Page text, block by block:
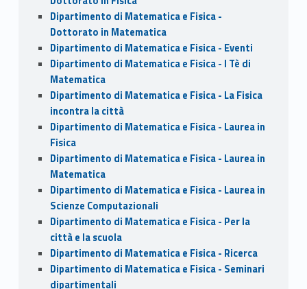
Dipartimento di Matematica e Fisica -
Dottorato in Matematica
Dipartimento di Matematica e Fisica - Eventi
Dipartimento di Matematica e Fisica - I Tè di
Matematica
Dipartimento di Matematica e Fisica - La Fisica
incontra la città
Dipartimento di Matematica e Fisica - Laurea in
Fisica
Dipartimento di Matematica e Fisica - Laurea in
Matematica
Dipartimento di Matematica e Fisica - Laurea in
Scienze Computazionali
Dipartimento di Matematica e Fisica - Per la
città e la scuola
Dipartimento di Matematica e Fisica - Ricerca
Dipartimento di Matematica e Fisica - Seminari
dipartimentali